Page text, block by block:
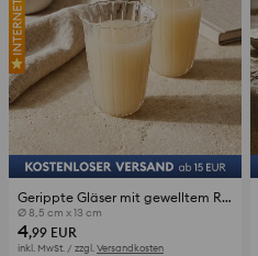
Gerippte Gläser mit gewelltem Rand 2 pack
Ø 8,5 cm x 13 cm
4,99 EUR
inkl. MwSt. / zzgl.Versandkosten